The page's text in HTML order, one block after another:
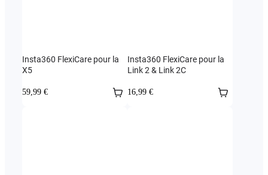
Insta360 FlexiCare pour la
X5
59,99 €
Insta360 FlexiCare pour la
Link 2 & Link 2C
16,99 €